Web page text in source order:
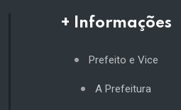
+ Informações
Prefeito e Vice
A Prefeitura